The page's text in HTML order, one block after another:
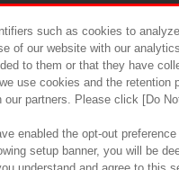
食品
such as cookies to
of our website with our
to them or that they have
use cookies and the
our partners. Please click [Do
enabled the opt-out
setup banner, you will be